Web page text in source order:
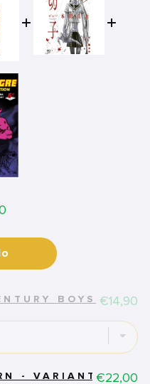
BOYSPrice
€14,90
- VARIANTPrice
€22,00